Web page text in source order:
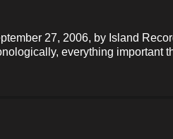
27, 2006, by Island
everything important